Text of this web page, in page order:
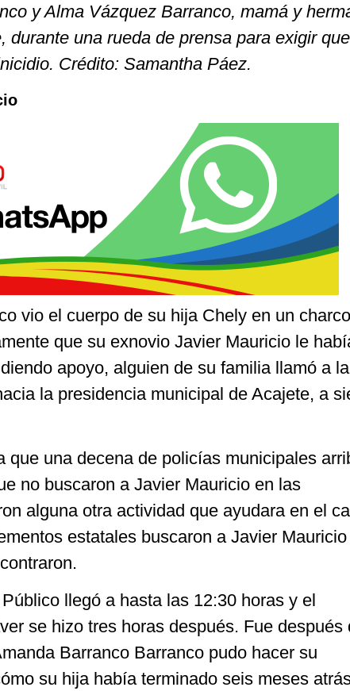
y Alma Vázquez Barranco, mamá y
durante una rueda de prensa para exigir
Crédito: Samantha Páez.
vio el cuerpo de su hija Chely en un
que su exnovio Javier Mauricio le
apoyo, alguien de su familia llamó a
la presidencia municipal de Acajete, a
que una decena de policías municipales
no buscaron a Javier Mauricio en las
alguna otra actividad que ayudara en el
estatales buscaron a Javier
llegó a hasta las 12:30 horas y el
se hizo tres horas después. Fue después
Barranco Barranco pudo hacer su
su hija había terminado seis meses